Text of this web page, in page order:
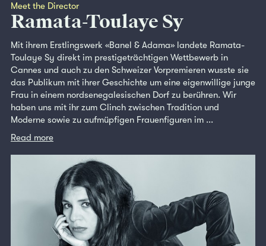
Meet the Director
Ramata-Toulaye Sy
Mit ihrem Erstlingswerk «Banel & Adama» landete Ramata-
Toulaye Sy direkt im prestigeträchtigen Wettbewerb in
Cannes und auch zu den Schweizer Vorpremieren wusste sie
das Publikum mit ihrer Geschichte um eine eigenwillige junge
Frau in einem nordsenegalesischen Dorf zu berühren. Wir
haben uns mit ihr zum Clinch zwischen Tradition und
Moderne sowie zu aufmüpfigen Frauenfiguren im ...
Read more